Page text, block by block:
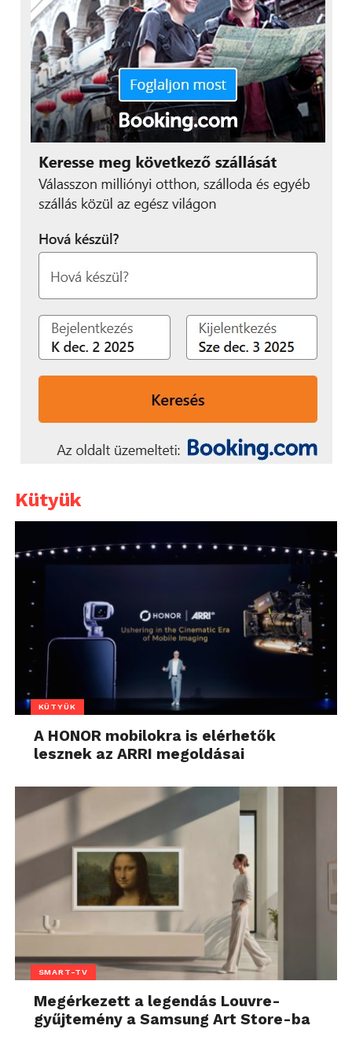
Kütyük
KÜTYÜK
A HONOR mobilokra is elérhetők
lesznek az ARRI megoldásai
SMART-TV
Megérkezett a legendás Louvre-
gyűjtemény a Samsung Art Store-ba